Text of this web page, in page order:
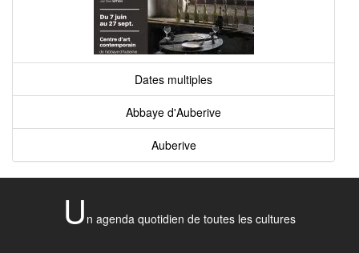
Dates multiples
Abbaye d'Auberive
Auberive
U n agenda quotidien de toutes les cultures